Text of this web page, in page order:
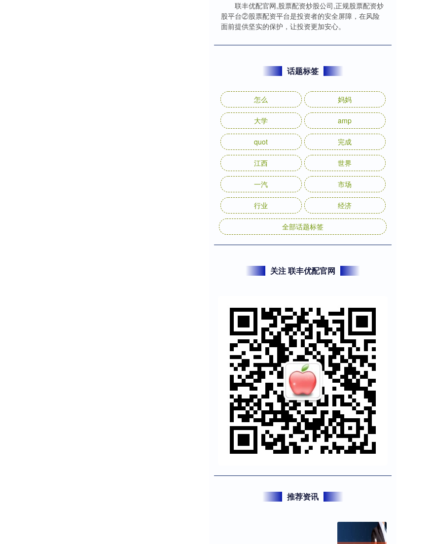
联丰优配官网,股票配资炒股公司,正规股票配资炒
股平台②股票配资平台是投资者的安全屏障，在风险
面前提供坚实的保护，让投资更加安心。
话题标签
怎么 妈妈
大学 amp
quot 完成
江西 世界
一汽 市场
行业 经济
全部话题标签
关注 联丰优配官网
推荐资讯